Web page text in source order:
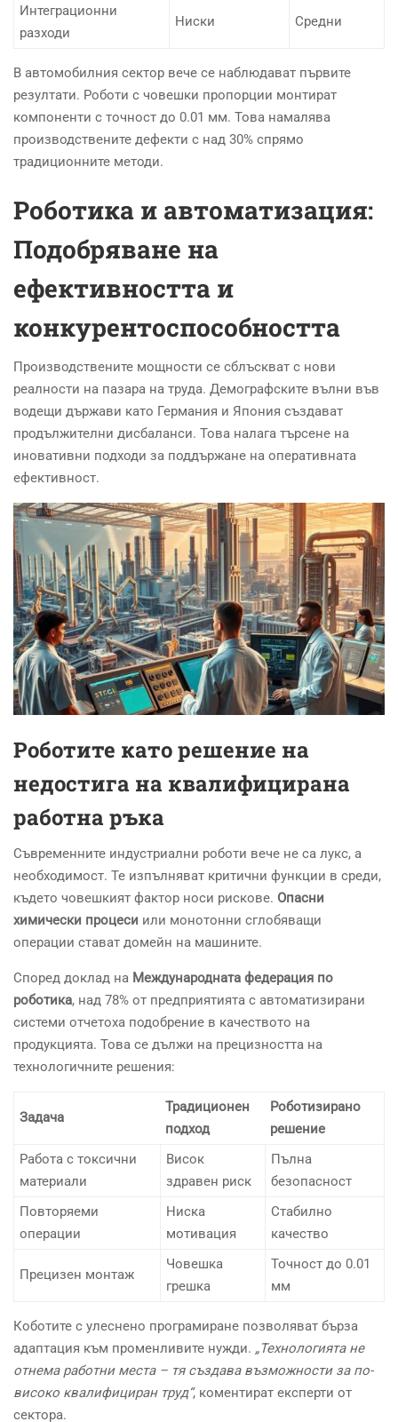
Интеграционни
разходи
Ниски Средни
В автомобилния сектор вече се наблюдават първите
резултати. Роботи с човешки пропорции монтират
компоненти с точност до 0.01 мм. Това намалява
производствените дефекти с над 30% спрямо
традиционните методи.
Роботика и автоматизация:
Подобряване на
ефективността и
конкурентоспособността
Производствените мощности се сблъскват с нови
реалности на пазара на труда. Демографските вълни във
водещи държави като Германия и Япония създават
продължителни дисбаланси. Това налага търсене на
иновативни подходи за поддържане на оперативната
ефективност.
Роботите като решение на
недостига на квалифицирана
работна ръка
Съвременните индустриални роботи вече не са лукс, а
необходимост. Те изпълняват критични функции в среди,
където човешкият фактор носи рискове. Опасни
химически процеси или монотонни сглобяващи
операции стават домейн на машините.
Според доклад на Международната федерация по
роботика, над 78% от предприятията с автоматизирани
системи отчетоха подобрение в качеството на
продукцията. Това се дължи на прецизността на
технологичните решения:
Задача
Традиционен
подход
Роботизирано
решение
Работа с токсични
материали
Висок
здравен риск
Пълна
безопасност
Повторяеми
операции
Ниска
мотивация
Стабилно
качество
Прецизен монтаж
Човешка
грешка
Точност до 0.01
мм
Коботите с улеснено програмиране позволяват бърза
адаптация към променливите нужди. „Технологията не
отнема работни места – тя създава възможности за по-
високо квалифициран труд“, коментират експерти от
сектора.